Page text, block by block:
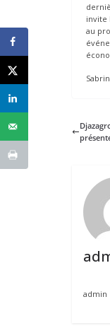
invite
au
admin